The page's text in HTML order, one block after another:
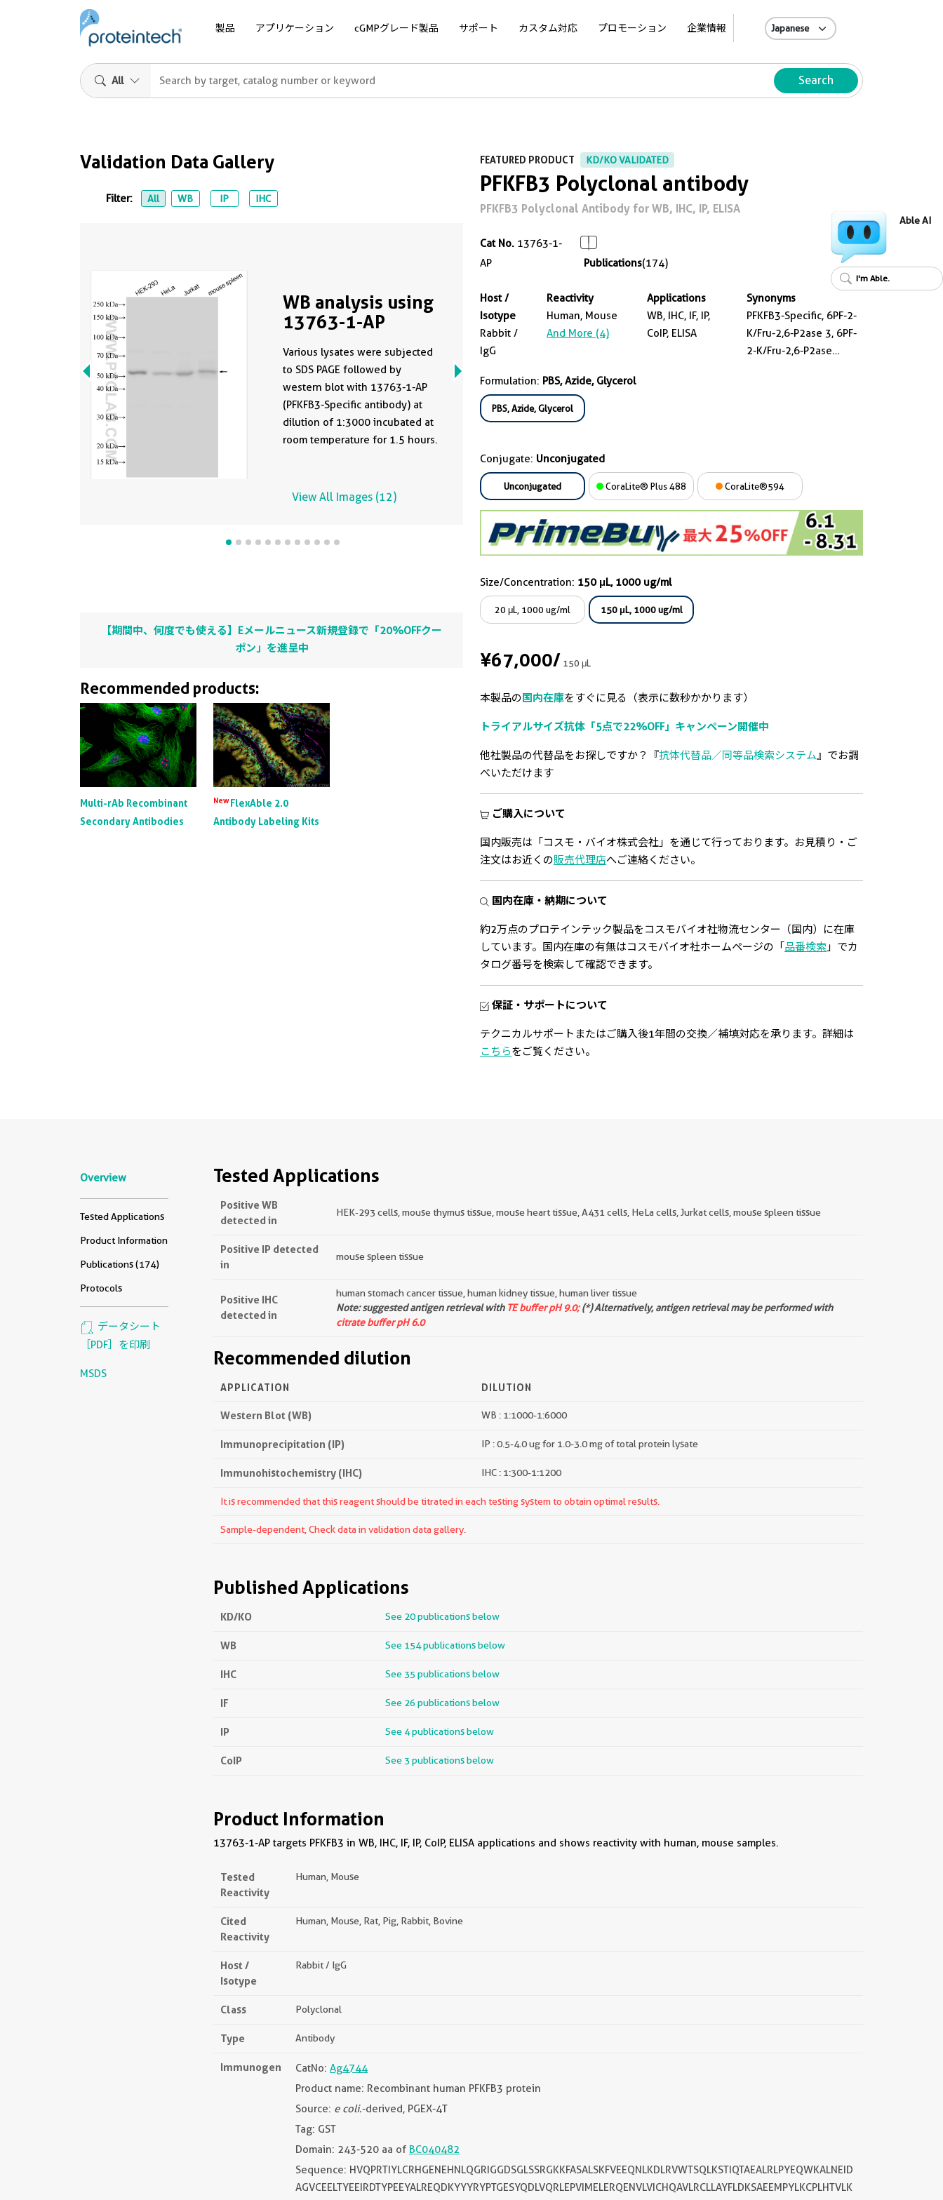
製品 アプリケーション cGMPグレード製品 サポート カスタム対応 プロモーション 企業情報
All Search
Validation Data Gallery
Filter: All WB IP IHC
WB analysis using
13763-1-AP
Various lysates were subjected
to SDS PAGE followed by
western blot with 13763-1-AP
(PFKFB3-Specific antibody) at
dilution of 1:3000 incubated at
room temperature for 1.5 hours.
View All Images (12)
【期間中、何度でも使える】Eメールニュース新規登録で「20%OFFクー
ポン」を進呈中
Recommended products:
Multi-rAb Recombinant
Secondary Antibodies
NewFlexAble 2.0
Antibody Labeling Kits
FEATURED PRODUCT KD/KO VALIDATED
PFKFB3 Polyclonal antibody
PFKFB3 Polyclonal Antibody for WB, IHC, IP, ELISA
Cat No. 13763-1-
AP
Publications(174)
Host /
Isotype
Rabbit /
IgG
Reactivity
Human, Mouse
And More (4)
Applications
WB, IHC, IF, IP,
CoIP, ELISA
Synonyms
PFKFB3-Specific, 6PF-2-
K/Fru-2,6-P2ase 3, 6PF-
2-K/Fru-2,6-P2ase
bisphosphatase 3
Formulation: PBS, Azide, Glycerol
PBS, Azide, Glycerol
Conjugate: Unconjugated
Unconjugated CoraLite® Plus 488 CoraLite®594
Size/Concentration: 150 μL, 1000 ug/ml
20 μL, 1000 ug/ml 150 μL, 1000 ug/ml
¥67,000/150 μL
本製品の 国内在庫をすぐに見る（表示に数秒かかります）
トライアルサイズ抗体「5点で22%OFF」キャンペーン開催中
他社製品の代替品をお探しですか？『抗体代替品／同等品検索システム』でお調
べいただけます
ご購入について
国内販売は「コスモ・バイオ株式会社」を通じて行っております。お見積り・ご
注文はお近くの販売代理店へご連絡ください。
国内在庫・納期について
約2万点のプロテインテック製品をコスモバイオ社物流センター（国内）に在庫
しています。国内在庫の有無はコスモバイオ社ホームページの「 品番検索 」でカ
タログ番号を検索して確認できます。
保証・サポートについて
テクニカルサポートまたはご購入後1年間の交換／補填対応を承ります。詳細は
こちらをご覧ください。
Overview
Tested Applications
Product Information
Publications (174)
Protocols
データシート
［PDF］を印刷
MSDS
Tested Applications
Positive WB
detected in
HEK-293 cells, mouse thymus tissue, mouse heart tissue, A431 cells, HeLa cells, Jurkat cells, mouse spleen tissue
Positive IP detected
in
mouse spleen tissue
Positive IHC
detected in
human stomach cancer tissue, human kidney tissue, human liver tissue
Note: suggested antigen retrieval with TE buffer pH 9.0;(*) Alternatively, antigen retrieval may be performed with
citrate buffer pH 6.0
Recommended dilution
APPLICATION DILUTION
Western Blot (WB) WB : 1:1000-1:6000
Immunoprecipitation (IP) IP : 0.5-4.0 ug for 1.0-3.0 mg of total protein lysate
Immunohistochemistry (IHC) IHC : 1:300-1:1200
It is recommended that this reagent should be titrated in each testing system to obtain optimal results.
Sample-dependent, Check data in validation data gallery.
Published Applications
KD/KO See 20 publications below
WB See 154 publications below
IHC See 35 publications below
IF See 26 publications below
IP See 4 publications below
CoIP See 3 publications below
Product Information
13763-1-AP targets PFKFB3 in WB, IHC, IF, IP, CoIP, ELISA applications and shows reactivity with human, mouse samples.
Tested
Reactivity
Human, Mouse
Cited
Reactivity
Human, Mouse, Rat, Pig, Rabbit, Bovine
Host /
Isotype
Rabbit / IgG
Class Polyclonal
Type Antibody
Immunogen CatNo: Ag4744
Product name: Recombinant human PFKFB3 protein
Source: e coli.-derived, PGEX-4T
Tag: GST
Domain: 243-520 aa of BC040482
Sequence: HVQPRTIYLCRHGENEHNLQGRIGGDSGLSSRGKKFASALSKFVEEQNLKDLRVWTSQLKSTIQTAEALRLPYEQWKALNEID
AGVCEELTYEEIRDTYPEEYALREQDKYYYRYPTGESYQDLVQRLEPVIMELERQENVLVICHQAVLRCLLAYFLDKSAEEMPYLKCPLHTVLK
Able AI
I'm Able.